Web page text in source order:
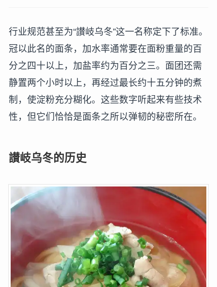
行业规范甚至为“讃岐乌冬”这一名称定下了标准。
冠以此名的面条，加水率通常要在面粉重量的百
分之四十以上，加盐率约为百分之三。面团还需
静置两个小时以上，再经过最长约十五分钟的煮
制，使淀粉充分糊化。这些数字听起来有些技术
性，但它们恰恰是面条之所以弹韧的秘密所在。
讃岐乌冬的历史